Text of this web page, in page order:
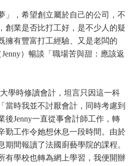
」，希望創立屬於自己的公司，不
創業是否比打工好，是不少人的疑
擁有豐富打工經驗、又是老闆的
）暢談「職場苦與甜：應該返
學時修讀會計，坦言只因這一科
當時我並不討厭會計，同時考慮到
後Jenny一直從事會計師工作，轉
勤工作令她想休息一段時間。由於
期間報讀了法國廚藝學院的課程。
有學校也轉為網上學習，我便開辦